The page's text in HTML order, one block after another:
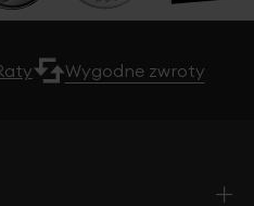
i estetyczny detal
Wygodne zwroty